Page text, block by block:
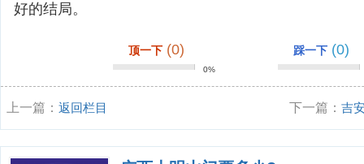
好的结局。
顶一下 (0)
0%
踩一下 (0)
上一篇： 返回栏目 下一篇：吉